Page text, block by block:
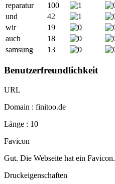
reparatur
100
und
42
wir
19
auch
18
samsung
13
Benutzerfreundlichkeit
URL
Domain : finitoo.de
Länge : 10
Favicon
Gut. Die Webseite hat ein Favicon.
Druckeigenschaften